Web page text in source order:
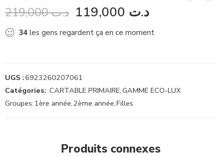
د.ت219,000 د.ت
34 les gens regardent ça en ce moment
UGS :6923260207061
Catégories: CARTABLE PRIMAIRE,GAMME ECO-LUX
Groupes: 1ère année,2ème année,Filles
Produits connexes